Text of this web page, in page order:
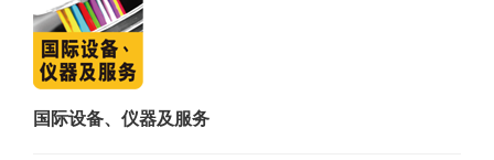
国际设备、仪器及服务